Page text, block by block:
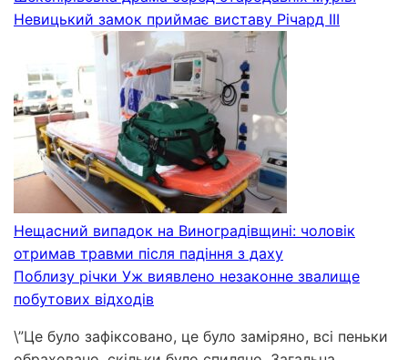
Невицький замок приймає виставу Річард ІІІ
Нещасний випадок на Виноградівщині: чоловік
отримав травми після падіння з даху
Поблизу річки Уж виявлено незаконне звалище
побутових відходів
\”Це було зафіксовано, це було заміряно, всі пеньки